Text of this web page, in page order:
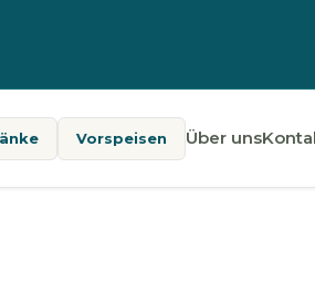
Vorspeisen Über uns